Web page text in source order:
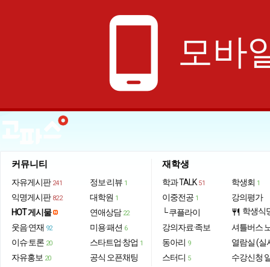
phone_android 모바
커뮤니티
자유게시판 241
익명게시판 822
HOT 게시물
웃음·연재 92
이슈·토론 20
자유홍보 20
정보·리뷰 1
대학원 1
연애상담 22
미용·패션 6
스타트업·창업 1
공식 오픈채팅
재학생
학과 TALK 51
이중전공 1
└ 쿠플라이
강의자료·족보
동아리 9
스터디 5
학생회 1
강의평가
restaurant 학생식
셔틀버스
열람실 (실
수강신청